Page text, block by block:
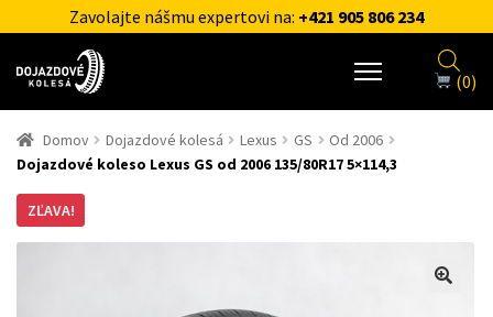
Zavolajte nášmu expertovi na: +421 905 806 234
(0)
Domov Dojazdové kolesá Lexus GS
Od 2006
Dojazdové koleso Lexus GS od 2006 135/80R17 5×114,3
ZĽAVA!